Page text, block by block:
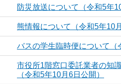
防災放送について（令和5年
熊情報について（令和5年10
バスの学生臨時便について（
市役所1階窓口委託業者の知
（令和5年10月6日公開）